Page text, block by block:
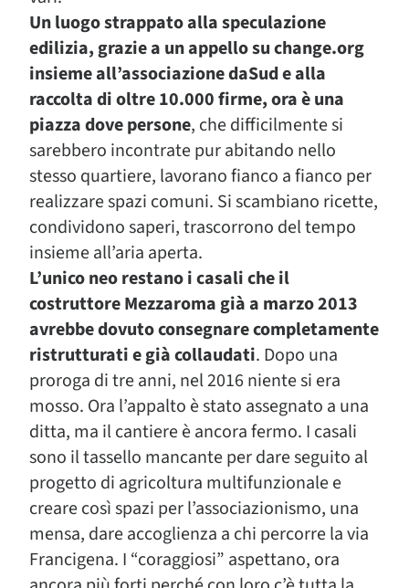
Un luogo strappato alla speculazione
edilizia, grazie a un appello su change.org
insieme all’associazione daSud e alla
raccolta di oltre 10.000 firme, ora è una
piazza dove persone, che difficilmente si
sarebbero incontrate pur abitando nello
stesso quartiere, lavorano fianco a fianco per
realizzare spazi comuni. Si scambiano ricette,
condividono saperi, trascorrono del tempo
insieme all’aria aperta.
L’unico neo restano i casali che il
costruttore Mezzaroma già a marzo 2013
avrebbe dovuto consegnare completamente
ristrutturati e già collaudati. Dopo una
proroga di tre anni, nel 2016 niente si era
mosso. Ora l’appalto è stato assegnato a una
ditta, ma il cantiere è ancora fermo. I casali
sono il tassello mancante per dare seguito al
progetto di agricoltura multifunzionale e
creare così spazi per l’associazionismo, una
mensa, dare accoglienza a chi percorre la via
Francigena. I “coraggiosi” aspettano, ora